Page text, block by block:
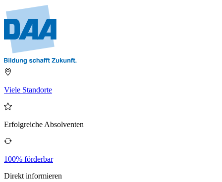
Viele Standorte
Erfolgreiche Absolventen
100% förderbar
Direkt informieren